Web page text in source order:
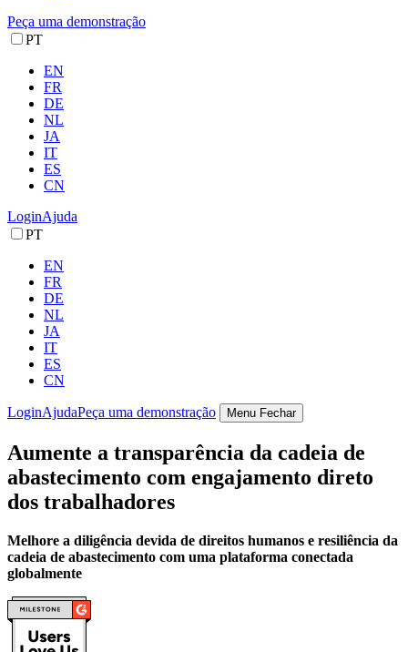
Peça uma demonstração
PT
EN
FR
DE
NL
JA
IT
ES
CN
LoginAjuda
PT
EN
FR
DE
NL
JA
IT
ES
CN
LoginAjudaPeça uma demonstração Menu Fechar
Aumente a transparência da cadeia de
abastecimento com engajamento direto
dos trabalhadores
Melhore a diligência devida de direitos humanos e resiliência da
cadeia de abastecimento com uma plataforma conectada
globalmente